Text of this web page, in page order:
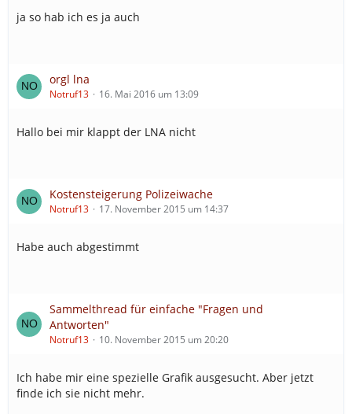
ja so hab ich es ja auch
orgl lna
Notruf13 16. Mai 2016 um 13:09
Hallo bei mir klappt der LNA nicht
Kostensteigerung Polizeiwache
Notruf13 17. November 2015 um 14:37
Habe auch abgestimmt
Sammelthread für einfache "Fragen und
Antworten"
Notruf13 10. November 2015 um 20:20
Ich habe mir eine spezielle Grafik ausgesucht. Aber jetzt
finde ich sie nicht mehr.